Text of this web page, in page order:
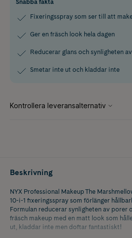
Snabba fakta
Fixeringsspray som ser till att
Ger en fräsch look hela dagen
Reducerar glans och synligheten
Smetar inte ut och kladdar inte
Beskrivning
NYX Professional Makeup The
10-i-1 fixeringsspray som förlänger
Formulan reducerar synligheten av porer
fräsch makeup med en matt look som
ut, kladdar inte men doftar fantastiskt!